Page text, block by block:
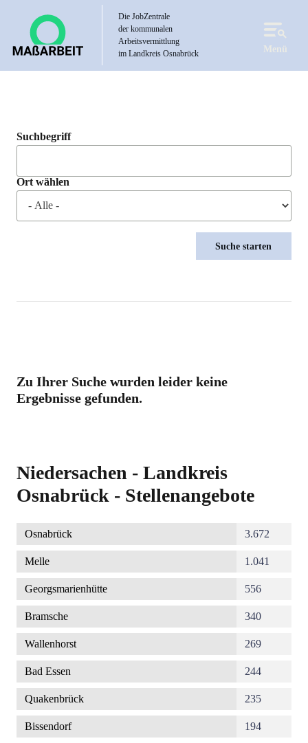
Die JobZentrale
der kommunalen
Arbeitsvermittlung
im Landkreis Osnabrück
Menü
Suchbegriff
Ort wählen
Zu Ihrer Suche wurden leider keine
Ergebnisse gefunden.
Niedersachen - Landkreis
Osnabrück - Stellenangebote
Osnabrück 3.672
Melle 1.041
Georgsmarienhütte 556
Bramsche 340
Wallenhorst 269
Bad Essen 244
Quakenbrück 235
Bissendorf 194